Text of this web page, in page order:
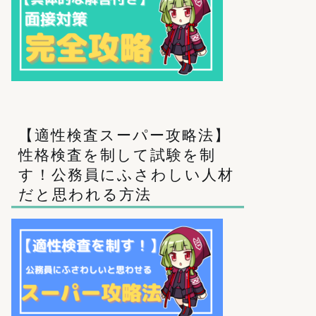
【適性検査スーパー攻略法】
性格検査を制して試験を制
す！公務員にふさわしい人材
だと思われる方法